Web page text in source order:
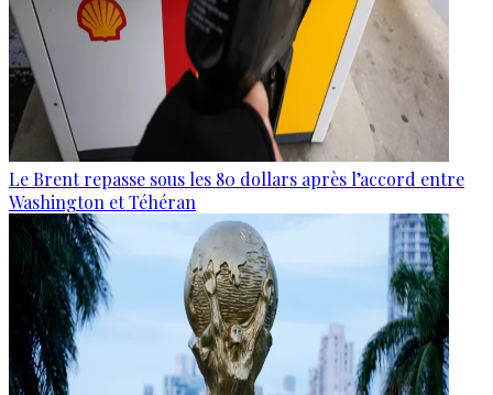
Le Brent repasse sous les 80 dollars après l’accord entre
Washington et Téhéran